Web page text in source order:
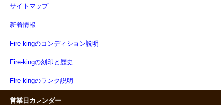
サイトマップ
新着情報
Fire-kingのコンディション説明
Fire-kingの刻印と歴史
Fire-kingのランク説明
営業日カレンダー